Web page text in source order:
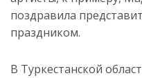
поздравила
праздником.
В Туркестанской